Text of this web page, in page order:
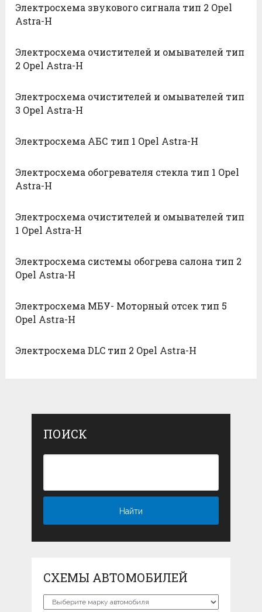
Электросхема звукового сигнала тип 2 Opel
Astra-H
Электросхема очистителей и омывателей тип
2 Opel Astra-H
Электросхема очистителей и омывателей тип
3 Opel Astra-H
Электросхема АБС тип 1 Opel Astra-H
Электросхема обогревателя стекла тип 1 Opel
Astra-H
Электросхема очистителей и омывателей тип
1 Opel Astra-H
Электросхема системы обогрева салона тип 2
Opel Astra-H
Электросхема МБУ- Моторный отсек тип 5
Opel Astra-H
Электросхема DLC тип 2 Opel Astra-H
ПОИСК
СХЕМЫ АВТОМОБИЛЕЙ
Схемы